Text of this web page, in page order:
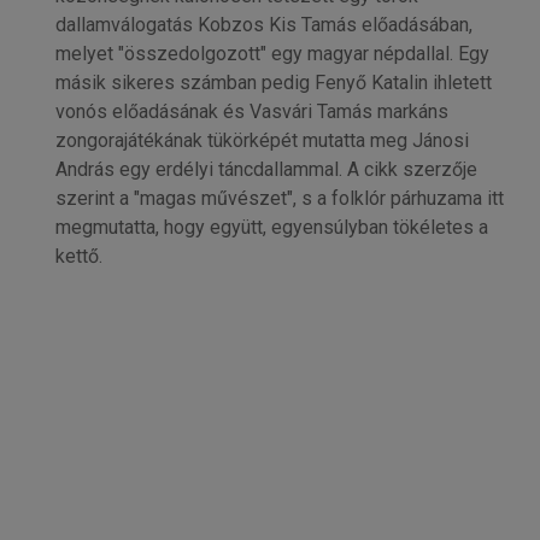
dallamválogatás Kobzos Kis Tamás előadásában,
melyet "összedolgozott" egy magyar népdallal. Egy
másik sikeres számban pedig Fenyő Katalin ihletett
vonós előadásának és Vasvári Tamás markáns
zongorajátékának tükörképét mutatta meg Jánosi
András egy erdélyi táncdallammal. A cikk szerzője
szerint a "magas művészet", s a folklór párhuzama itt
megmutatta, hogy együtt, egyensúlyban tökéletes a
kettő.